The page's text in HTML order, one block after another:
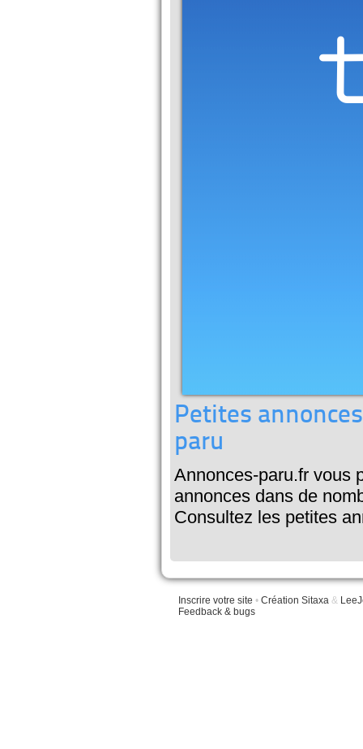
Petites
paru
Annonces-paru.fr vous
annonces dans de
Consultez les petites
Inscrire votre site • Création Sitaxa &
Feedback & bugs